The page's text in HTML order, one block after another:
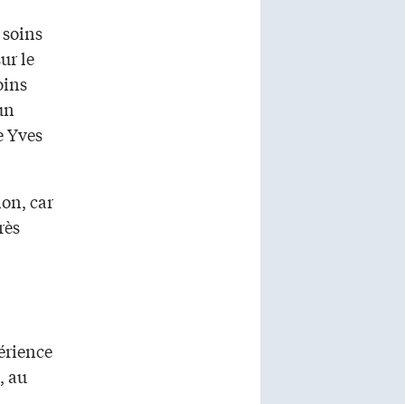
le
Yves
car
au